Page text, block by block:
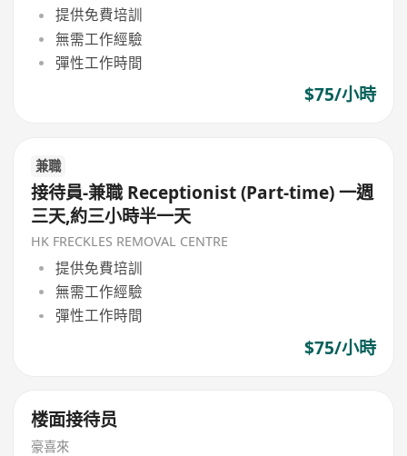
提供免費培訓
無需工作經驗
彈性工作時間
$75/小時
兼職
接待員-兼職 Receptionist (Part-time) 一週
三天,約三小時半一天
HK FRECKLES REMOVAL CENTRE
提供免費培訓
無需工作經驗
彈性工作時間
$75/小時
楼面接待员
豪喜來